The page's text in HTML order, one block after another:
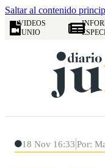
Saltar al contenido
VIDEOS
JUNIO
18 Nov 16:33 Por: